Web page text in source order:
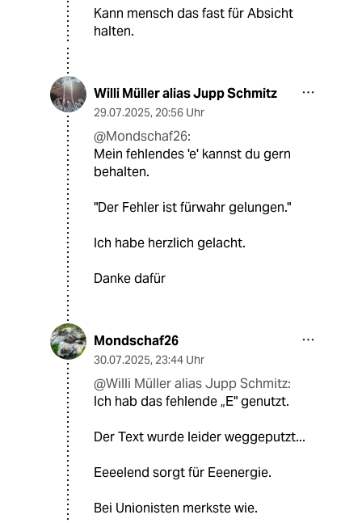
Kann mensch das fast für Absicht
halten.
Willi Müller alias Jupp Schmitz
29.07.2025, 20:56 Uhr
@Mondschaf26:
Mein fehlendes 'e' kannst du gern
behalten.
"Der Fehler ist fürwahr gelungen."
Ich habe herzlich gelacht.
Danke dafür
Mondschaf26
30.07.2025, 23:44 Uhr
@Willi Müller alias Jupp Schmitz:
Ich hab das fehlende „E" genutzt.
Der Text wurde leider weggeputzt...
Eeeelend sorgt für Eeenergie.
Bei Unionisten merkste wie.